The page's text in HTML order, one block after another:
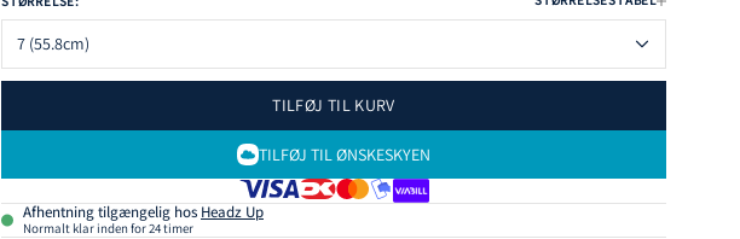
7 (55.8cm)
TILFØJ TIL KURV
TILFØJ TIL ØNSKESKYEN
Afhentning tilgængelig hos Headz Up
Normalt klar inden for 24 timer